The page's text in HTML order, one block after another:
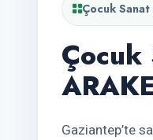
Çocuk
Gaziantep’te